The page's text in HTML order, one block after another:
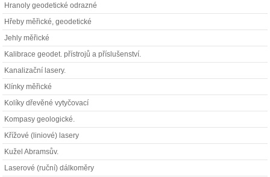
Hranoly geodetické odrazné
Hřeby měřické, geodetické
Jehly měřické
Kalibrace geodet. přístrojů a příslušenství.
Kanalizační lasery.
Klínky měřické
Kolíky dřevěné vytyčovací
Kompasy geologické.
Křížové (liniové) lasery
Kužel Abramsův.
Laserové (ruční) dálkoměry